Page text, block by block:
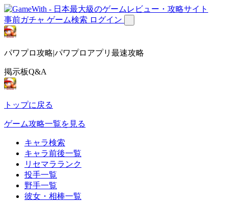
事前ガチャ ゲーム検索 ログイン
パワプロ攻略|パワプロアプリ最速攻略
掲示板Q&A
トップに戻る
ゲーム攻略一覧を見る
キャラ検索
キャラ前後一覧
リセマラランク
投手一覧
野手一覧
彼女・相棒一覧